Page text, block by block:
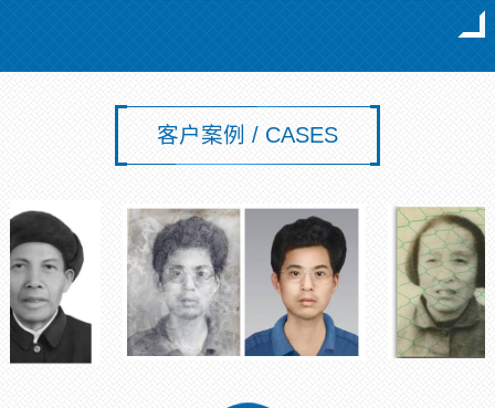
客户案例 / CASES